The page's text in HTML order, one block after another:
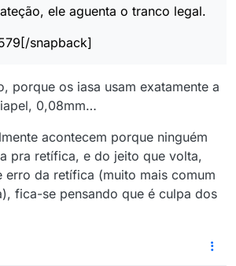
ele aguenta o tranco legal.
snapback]
porque os iasa usam exatamente a
0,08mm…
acontecem porque ninguém
pra retífica, e do jeito que volta,
erro da retífica (muito mais comum
fica-se pensando que é culpa dos